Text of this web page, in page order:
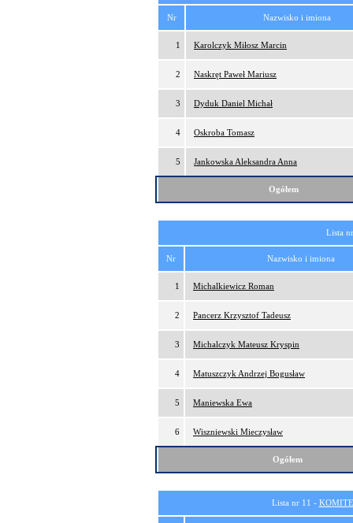
Nr Nazwisko i imiona
1 Karolczyk Miłosz Marcin
2 Naskręt Paweł Mariusz
3 Dyduk Daniel Michał
4 Oskroba Tomasz
5 Jankowska Aleksandra Anna
Ogółem
Lista
Nr Nazwisko i imiona
1 Michalkiewicz Roman
2 Pancerz Krzysztof Tadeusz
3 Michalczyk Mateusz Kryspin
4 Matuszczyk Andrzej Bogusław
5 Maniewska Ewa
6 Wiszniewski Mieczysław
Ogółem
Lista nr 11 -